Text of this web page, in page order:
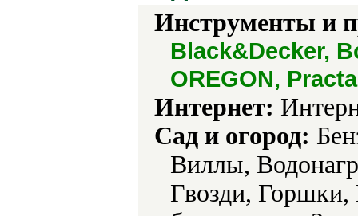
Инструменты и
Black&Decker,
OREGON,
Интернет:
Сад и огород:
Виллы,
Гвозди, Горшки,